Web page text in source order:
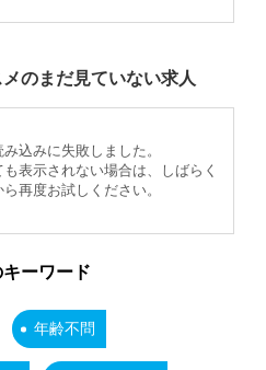
のまだ見ていない求人
込みに失敗しました。
表示されない場合は、しばらく
再度お試しください。
ーワード
年齢不問